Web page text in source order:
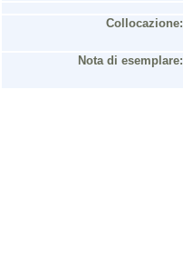
Collocazione:
Nota di esemplare: